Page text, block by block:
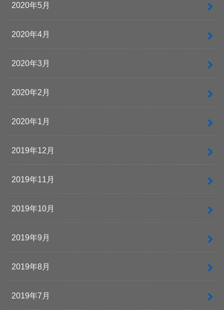
2020年5月
2020年4月
2020年3月
2020年2月
2020年1月
2019年12月
2019年11月
2019年10月
2019年9月
2019年8月
2019年7月